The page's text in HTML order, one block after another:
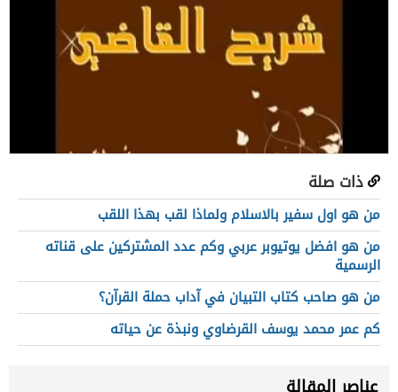
ذات صلة
من هو اول سفير بالاسلام ولماذا لقب بهذا اللقب
من هو افضل يوتيوبر عربي وكم عدد المشتركين على قناته
الرسمية
من هو صاحب كتاب التبيان في آداب حملة القرآن؟
كم عمر محمد يوسف القرضاوي ونبذة عن حياته